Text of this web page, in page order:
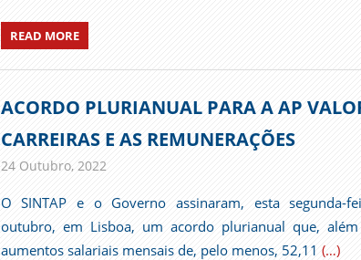
READ MORE
ACORDO PLURIANUAL PARA A AP
CARREIRAS E AS REMUNERAÇÕES
24 Outubro, 2022
O SINTAP e o Governo assinaram, esta segunda-
outubro, em Lisboa, um acordo plurianual que,
aumentos salariais mensais de, pelo menos, 52,11 (…)